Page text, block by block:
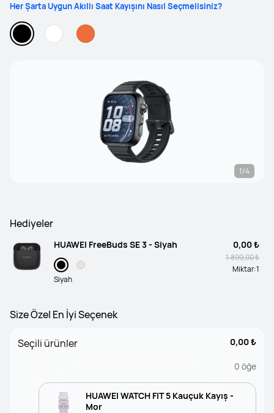
Her Şarta Uygun Akıllı Saat Kayışını Nasıl Seçmelisiniz?
1/4
Hediyeler
HUAWEI FreeBuds SE 3 - Siyah
Siyah
0,00 ₺
1.899,00 ₺
Miktar:1
Size Özel En İyi Seçenek
Seçili ürünler 0,00 ₺
0 öğe
HUAWEI WATCH FIT 5 Kauçuk Kayış -
Mor